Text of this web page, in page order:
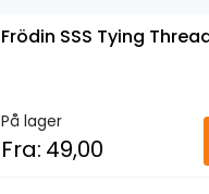
Frödin SSS Tying
På lager
Fra: 49,00